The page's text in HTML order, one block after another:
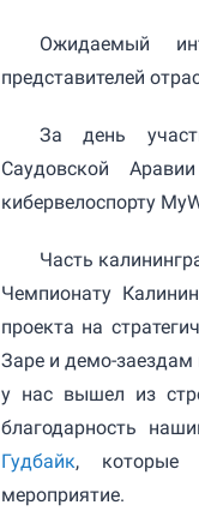
Ожидаемый
представителей
За день
Саудовской
кибервелоспорту
Часть
Чемпионату
проекта на
Заре и демо-заездам
у нас вышел из
благодарность
Гудбайк, которые
мероприятие.